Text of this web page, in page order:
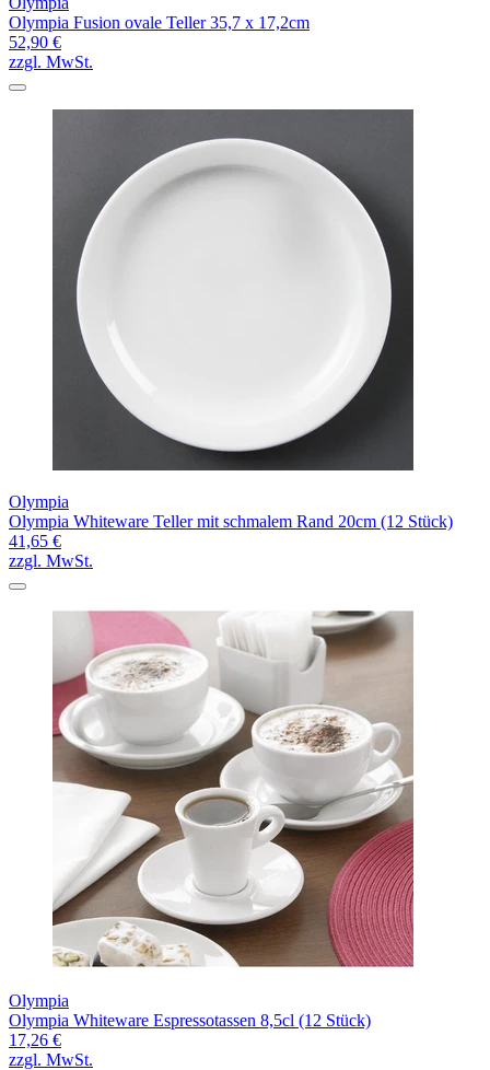
Olympia Fusion ovale Teller 35,7 x 17,2cm
52,90 €
zzgl. MwSt.
Olympia
Olympia Whiteware Teller mit schmalem Rand 20cm (12 Stück)
41,65 €
zzgl. MwSt.
Olympia
Olympia Whiteware Espressotassen 8,5cl (12 Stück)
17,26 €
zzgl. MwSt.